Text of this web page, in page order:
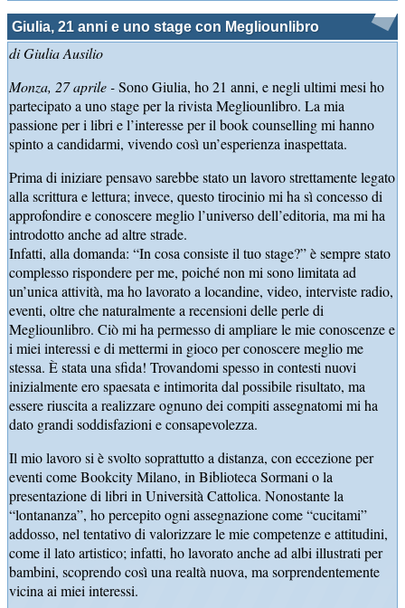
Giulia, 21 anni e uno stage con Megliounlibro
di Giulia Ausilio
Monza, 27 aprile -Sono Giulia, ho 21 anni, e negli ultimi mesi ho
partecipato a uno stage per la rivista Megliounlibro. La mia
passione per i libri e l’interesse per il book counselling mi hanno
spinto a candidarmi, vivendo così un’esperienza inaspettata.
Prima di iniziare pensavo sarebbe stato un lavoro strettamente legato
alla scrittura e lettura; invece, questo tirocinio mi ha sì concesso di
approfondire e conoscere meglio l’universo dell’editoria, ma mi ha
introdotto anche ad altre strade.
Infatti, alla domanda: “In cosa consiste il tuo stage?” è sempre stato
complesso rispondere per me, poiché non mi sono limitata ad
un’unica attività, ma ho lavorato a locandine, video, interviste radio,
eventi, oltre che naturalmente a recensioni delle perle di
Megliounlibro. Ciò mi ha permesso di ampliare le mie conoscenze e
i miei interessi e di mettermi in gioco per conoscere meglio me
stessa. È stata una sfida! Trovandomi spesso in contesti nuovi
inizialmente ero spaesata e intimorita dal possibile risultato, ma
essere riuscita a realizzare ognuno dei compiti assegnatomi mi ha
dato grandi soddisfazioni e consapevolezza.
Il mio lavoro si è svolto soprattutto a distanza, con eccezione per
eventi come Bookcity Milano, in Biblioteca Sormani o la
presentazione di libri in Università Cattolica. Nonostante la
“lontananza”, ho percepito ogni assegnazione come “cucitami”
addosso, nel tentativo di valorizzare le mie competenze e attitudini,
come il lato artistico; infatti, ho lavorato anche ad albi illustrati per
bambini, scoprendo così una realtà nuova, ma sorprendentemente
vicina ai miei interessi.